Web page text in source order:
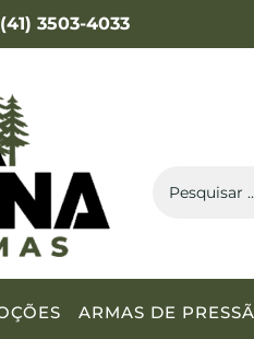
3503-4033
ARMAS DE